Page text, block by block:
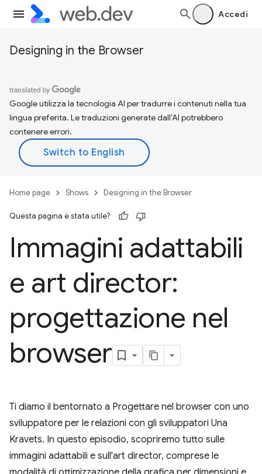
Accedi
Designing in the Browser
Google utilizza la tecnologia AI per tradurre i contenuti nella tua
lingua preferita. Le traduzioni generate dall'AI potrebbero
contenere errori.
Home page Shows Designing in the Browser
Questa pagina è stata utile?
Immagini adattabili
e art director:
progettazione nel
browser
Ti diamo il bentornato a Progettare nel browser con uno
sviluppatore per le relazioni con gli sviluppatori Una
Kravets. In questo episodio, scopriremo tutto sulle
immagini adattabili e sull'art director, comprese le